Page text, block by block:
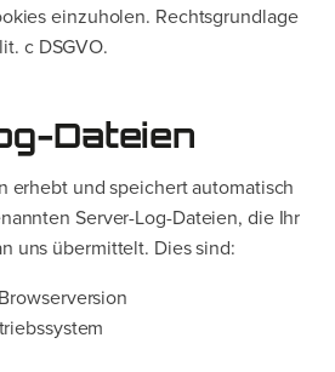
einzuholen. Rechtsgrundlage
c DSGVO.
Dateien
erhebt und speichert automatisch
Server-Log-Dateien, die Ihr
uns übermittelt. Dies sind: